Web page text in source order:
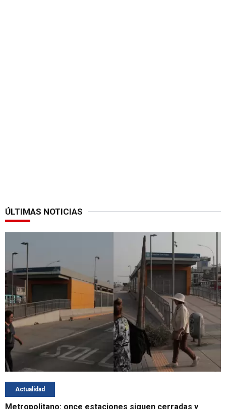
ÚLTIMAS NOTICIAS
Actualidad
Metropolitano: once estaciones siguen cerradas y